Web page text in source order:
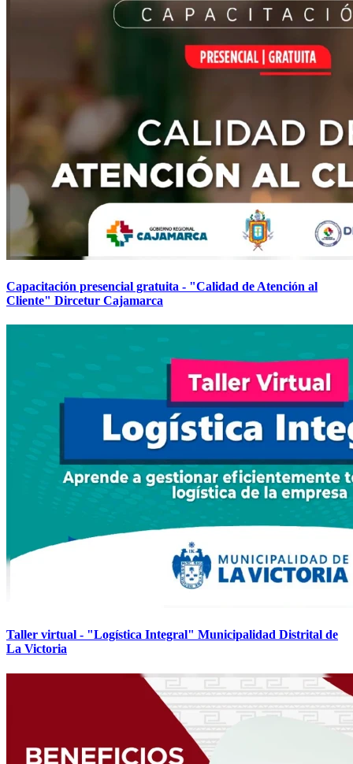
Capacitación presencial gratuita - "Calidad de Atención al
Cliente" Dircetur Cajamarca
Taller virtual - "Logística Integral" Municipalidad Distrital de
La Victoria